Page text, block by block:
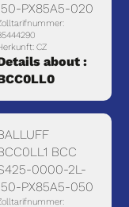
PX85A5-020
CZ
about :
BCC
0000-2L-
PX85A5-050